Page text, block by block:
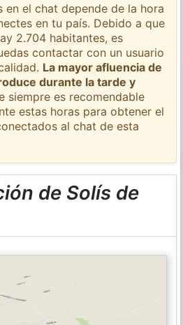
en el chat depende de la hora
en tu país. Debido a que
2.704 habitantes, es
contactar con un usuario
La mayor afluencia de
durante la tarde y
siempre es recomendable
estas horas para obtener el
al chat de esta
de Solís de